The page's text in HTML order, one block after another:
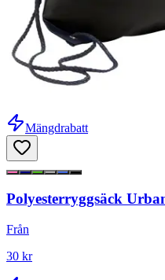
Mängdrabatt
Polyesterryggsäck
Från
30 kr